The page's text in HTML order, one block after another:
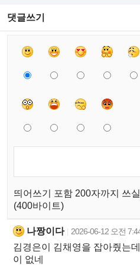
댓글쓰기
띄어쓰기 포함 200자까지 쓰
(400바이트)
나짱이다 2026-06-12 오전
김경은이 김채영을 잡아줬는
이 없네